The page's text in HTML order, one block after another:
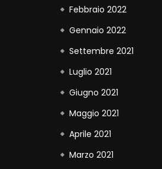
Febbraio 2022
Gennaio 2022
Settembre 2021
Luglio 2021
Giugno 2021
Maggio 2021
Aprile 2021
Marzo 2021